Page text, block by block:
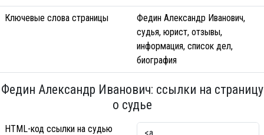
Ключевые слова страницы
Федин Александр Иванович,
судья, юрист, отзывы,
информация, список дел,
биография
Федин Александр Иванович: ссылки на страницу
о судье
HTML-код ссылки на судью